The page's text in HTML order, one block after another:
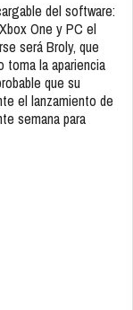
del software:
One y PC el
será Broly, que
toma la apariencia
que su
el lanzamiento de
semana para